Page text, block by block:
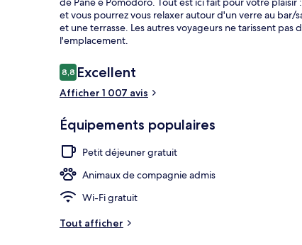
et vous pourrez vous relaxer autour d'un verre au
et une terrasse. Les autres voyageurs ne tarissent
l'emplacement.
Avis
voyageurs
8,88,8 sur 10
Excellent
Afficher 1 007 avis
Équipements populaires
Petit déjeuner gratuit
Animaux de compagnie admis
Wi-Fi gratuit
Tout afficher